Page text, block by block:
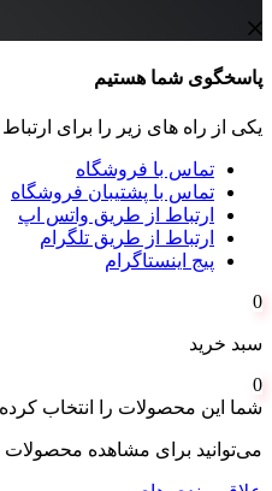
پاسخگوی شما هستیم
یکی از راه های زیر را برای ارتباط
تماس با فروشگاه
تماس با پشتیبان فروشگاه
ارتباط از طریق واتس اپ
ارتباط از طریق تلگرام
پیج اینستاگرام
0
سبد خرید
0
شما این محصولات را انتخاب کرده
می‌توانید برای مشاهده محصولات